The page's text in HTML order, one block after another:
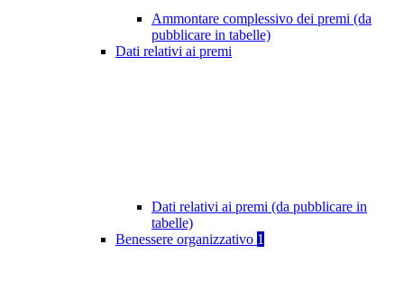
Ammontare complessivo dei premi (da
pubblicare in tabelle)
Dati relativi ai premi
Dati relativi ai premi (da pubblicare in
tabelle)
Benessere organizzativo 1